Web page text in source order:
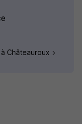
Châteauroux